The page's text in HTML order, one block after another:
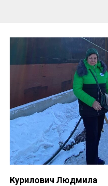
Курилович Людмила